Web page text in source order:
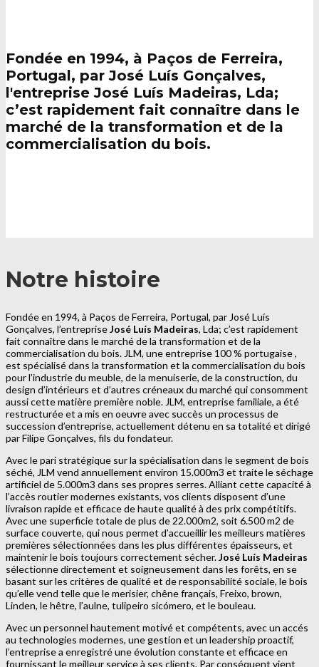
Fondée en 1994, à Paços de Ferreira,
Portugal, par José Luís Gonçalves,
l'entreprise José Luís Madeiras, Lda;
c’est rapidement fait connaître dans le
marché de la transformation et de la
commercialisation du bois.
Notre histoire
Fondée en 1994, à Paços de Ferreira, Portugal, par José Luís
Gonçalves, l’entrepriseJosé Luís Madeiras, Lda; c’est rapidement
fait connaître dans le marché de la transformation et de la
commercialisation du bois. JLM, une entreprise 100 % portugaise ,
est spécialisé dans la transformation et la commercialisation du bois
pour l’industrie du meuble, de la menuiserie, de la construction, du
design d’intérieurs et d’autres créneaux du marché qui consomment
aussi cette matière première noble. JLM, entreprise familiale, a été
restructurée et a mis en oeuvre avec succès un processus de
succession d’entreprise, actuellement détenu en sa totalité et dirigé
par Filipe Gonçalves, fils du fondateur.
Avec le pari stratégique sur la spécialisation dans le segment de bois
séché, JLM vend annuellement environ 15.000m3 et traite le séchage
artificiel de 5.000m3 dans ses propres serres. Alliant cette capacité à
l’accès routier modernes existants, vos clients disposent d’une
livraison rapide et efficace de haute qualité à des prix compétitifs.
Avec une superficie totale de plus de 22.000m2, soit 6.500 m2 de
surface couverte, qui nous permet d’accueillir les meilleurs matières
premières sélectionnées dans les plus différentes épaisseurs, et
maintenir le bois toujours correctement sécher.José Luís Madeiras
sélectionne directement et soigneusement dans les forêts, en se
basant sur les critères de qualité et de responsabilité sociale, le bois
qu’elle vend telle que le merisier, chêne français, Freixo, brown,
Linden, le hêtre, l’aulne, tulipeiro sicómero, et le bouleau.
Avec un personnel hautement motivé et compétents, avec un accés
au technologies modernes, une gestion et un leadership proactif,
l’entreprise a enregistré une évolution constante et efficace en
fournissant le meilleur service à ses clients. Par conséquent vient